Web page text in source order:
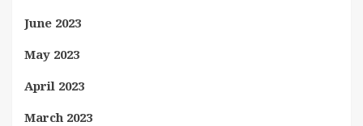
June 2023
May 2023
April 2023
March 2023